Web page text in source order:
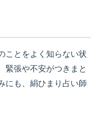
ことをよく知らない状
緊張や不安がつきまと
にも、絹ひまり占い師